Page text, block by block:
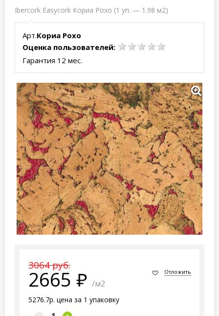
Ibercork Easycork Кориа Рохо (1 уп. — 1.98 м2)
Арт.Кориа Рохо
Оценка пользователей:
Гарантия 12 мес.
3064 руб.
2665 /м2
5276.7р. цена за 1 упаковку
Отложить